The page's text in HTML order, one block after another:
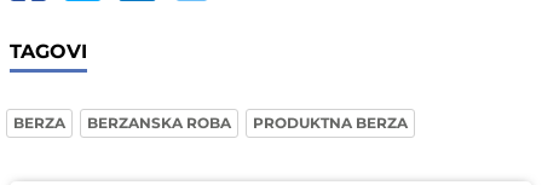
TAGOVI
BERZA BERZANSKA ROBA PRODUKTNA BERZA